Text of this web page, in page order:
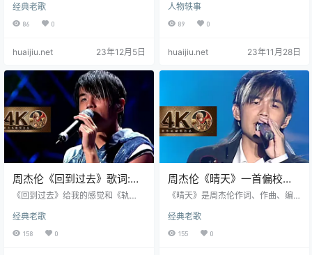
有在台上说起感情事，但仍选唱了
两首由周杰伦写的歌，尤其在演唱
《倒带》的“过去甜蜜在倒带，只是
花脸，这首歌充满了蔡依林的感
歌曲，由方文山填词，周杰伦谱
曲，钟佐泓编曲。收录在蔡依林200
4年2月27日发行的专辑《城堡》中
。该曲是电视剧《求婚事务所》的
插曲。 倒带歌曲歌词…
经典老歌
86 0
huaijiu.net 23年12月5日
欣赏这一片独具自然民族风情的风
光。德德玛唱时赋予歌声以真美
好，真心喜，我们听众自然被其打
医治无效在北京辞世，享年76岁。
家，国家一级演员。1947年出生于
内蒙古阿拉善盟额济纳旗。代表作
有《美丽的草原我的家》《草原夜
色美》《草原上的风》。1978年，
德德玛以《美丽的草原我的家》受…
人物轶事
89 0
huaijiu.net 23年11月28日
周杰伦《回到过去》歌词:一
首无法回到过去的爱情歌
《回到过去》给我的感觉和《轨
静静地听，随着歌声，眼泪不知不
觉就会落下来，由内心散发出一种
莫名的悲伤，因为我已经母胎solo2
经典老歌
158 0
周杰伦《晴天》一首偏校园
怀旧风的Britpop歌曲
《晴天》是周杰伦作词、作曲、编
3年7月31日发行的专辑《叶惠美》
中。《晴天》这首歌曲是周杰伦的
内心独白。在创作《晴天》时，周
经典老歌
155 0